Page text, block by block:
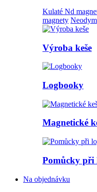
Kulaté Nd
magnety
Výroba keše
Logbooky
Magnetické
Pomůcky při
Na objednávku